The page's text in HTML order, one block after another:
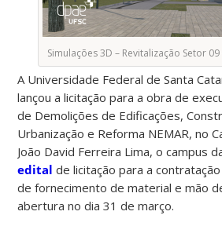
Simulações 3D – Revitalização Setor 09
A Universidade Federal de Santa
lançou a licitação para a obra de
de Demolições de Edificações,
Urbanização e Reforma NEMAR, no
João David Ferreira Lima, o campus
editalde licitação para a
de fornecimento de material e mão
abertura no dia 31 de março.